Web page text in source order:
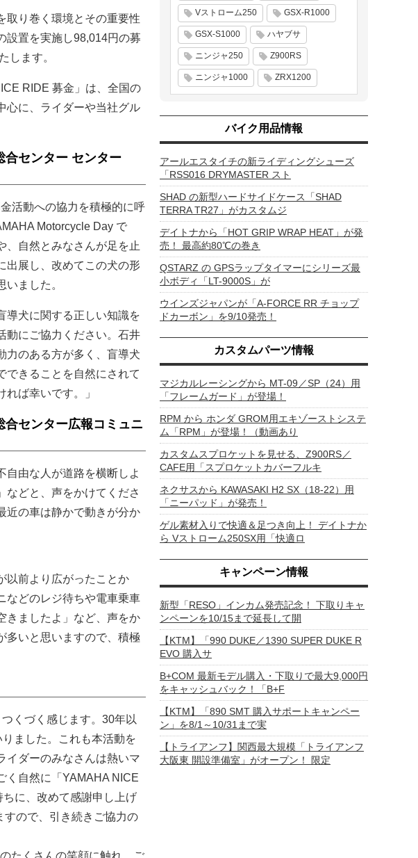
取り巻く環境とその重要性
設置を実施し98,014円の募
します。
RIDE 募金」は、全国の
心に、ライダーや当社グル
合センター センター
活動への協力を積極的に呼
Motorcycle Day で
、自然とみなさんが足を止
出展し、改めてこの犬の形
ました。
導犬に関する正しい知識を
動にご協力ください。石井
力のある方が多く、盲導犬
できることを自然にされて
ば幸いです。」
センター広報コミュニ
自由な人が道路を横断しよ
などと、声をかけてくださ
近の車は静かで動きが分か
以前より広がったことか
などのレジ待ちや電車乗車
きましたよ」など、声をか
多いと思いますので、積極
くづく感じます。30年以
ました。これも本活動を
イダーのみなさんは熱いマ
く自然に「YAMAHA NICE
に、改めて感謝申し上げ
すので、引き続きご協力の
Vストローム250 GSX-R1000
GSX-S1000 ハヤブサ
ニンジャ250 Z900RS
ニンジャ1000 ZRX1200
バイク用品情報
アールエスタイチの新ライディングシューズ
「RSS016 DRYMASTER スト
SHAD の新型ハードサイドケース「SHAD
TERRA TR27」がカスタムジ
デイトナから「HOT GRIP WRAP HEAT」が発
売！ 最高約80℃の巻き
QSTARZ の GPSラップタイマーにシリーズ最
小ボディ「LT-9000S」が
ウインズジャパンが「A-FORCE RR チョップ
ドカーボン」を9/10発売！
カスタムパーツ情報
マジカルレーシングから MT-09／SP（24）用
「フレームガード」が登場！
RPM から ホンダ GROM用エキゾーストシステ
ム「RPM」が登場！（動画あり
カスタムスプロケットを見せる、Z900RS／
CAFE用「スプロケットカバーフルキ
ネクサスから KAWASAKI H2 SX（18-22）用
「ニーパッド」が発売！
ゲル素材入りで快適＆足つき向上！ デイトナか
ら Vストローム250SX用「快適ロ
キャンペーン情報
新型「RESO」インカム発売記念！ 下取りキャ
ンペーンを10/15まで延長して開
【KTM】「990 DUKE／1390 SUPER DUKE R
EVO 購入サ
B+COM 最新モデル購入・下取りで最大9,000円
をキャッシュバック！「B+F
【KTM】「890 SMT 購入サポートキャンペー
ン」を8/1～10/31まで実
【トライアンフ】関西最大規模「トライアンフ
大阪東 開設準備室」がオープン！ 限定